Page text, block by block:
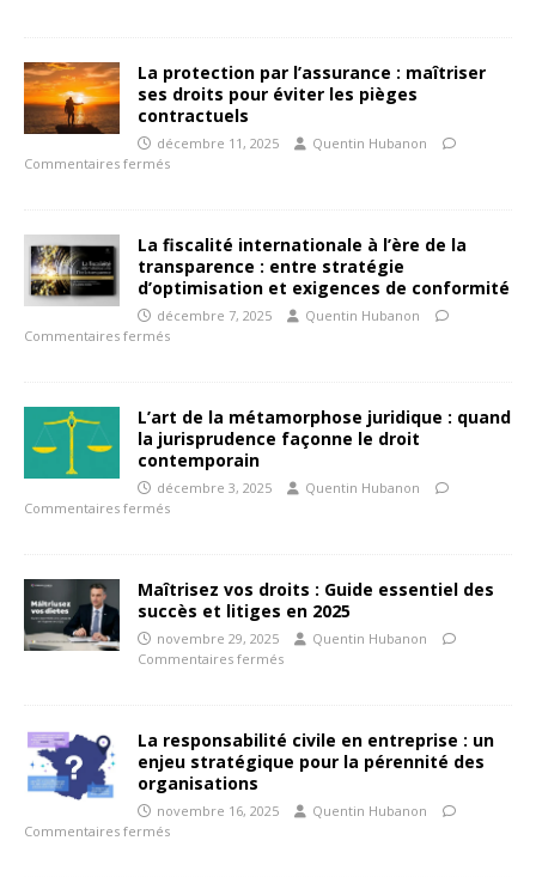
La protection par l’assurance : maîtriser
ses droits pour éviter les pièges
contractuels
décembre 11, 2025
Quentin Hubanon
Commentaires fermés
La fiscalité internationale à l’ère de la
transparence : entre stratégie
d’optimisation et exigences de conformité
décembre 7, 2025
Quentin Hubanon
Commentaires fermés
L’art de la métamorphose juridique : quand
la jurisprudence façonne le droit
contemporain
décembre 3, 2025
Quentin Hubanon
Commentaires fermés
Maîtrisez vos droits : Guide essentiel des
succès et litiges en 2025
novembre 29, 2025
Quentin Hubanon
Commentaires fermés
La responsabilité civile en entreprise : un
enjeu stratégique pour la pérennité des
organisations
novembre 16, 2025
Quentin Hubanon
Commentaires fermés